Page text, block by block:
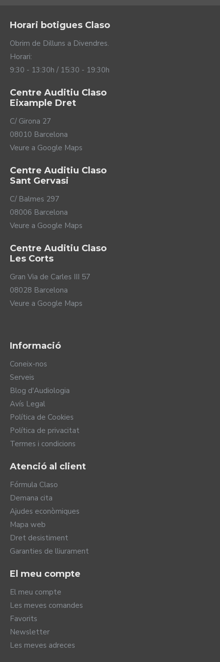
Horari botigues Claso
Obrim de Dilluns a Divendres.
Horari:
9:30 - 13:30h / 15:30 - 19:30h
Centre Auditiu Claso
Eixample Dret
C/ Girona 27
08010 Barcelona
Veure a Google Maps
Centre Auditiu Claso
Sant Gervasi
C/ Balmes 297
08006 Barcelona
Veure a Google Maps
Centre Auditiu Claso
Les Corts
Gran Via de Carles III 57
08028 Barcelona
Veure a Google Maps
Informació
Coneix-nos
Serveis
Blog d'Audiologia
Avís Legal
Política de Cookies
Política de privacitat
Termes i condicions
Atenció al client
Fórmula Claso
Demana cita
Ajudes econòmiques
Mapa web
Dret desistiment
Garanties de lliurament
El meu compte
El meu compte
Les meves comandes
Favorits
Newsletter
Les meves adreces